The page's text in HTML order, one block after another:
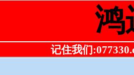
鸿
记住我们